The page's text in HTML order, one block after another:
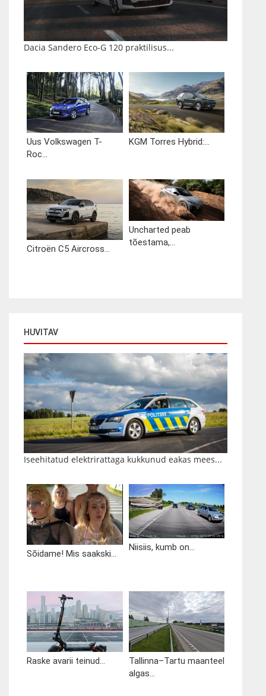
Dacia Sandero Eco-G 120 praktilisus...
Uus Volkswagen T-
Roc...
KGM Torres Hybrid:...
Citroën C5 Aircross...
Uncharted peab
tõestama,...
HUVITAV
Iseehitatud elektrirattaga kukkunud eakas mees...
Sõidame! Mis saakski...
Niisiis, kumb on...
Raske avarii teinud...
Tallinna–Tartu maanteel
algas...